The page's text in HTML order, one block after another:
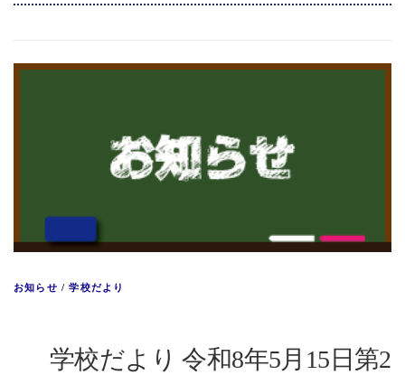
お知らせ /学校だより
学校だより 令和8年5月15日第2